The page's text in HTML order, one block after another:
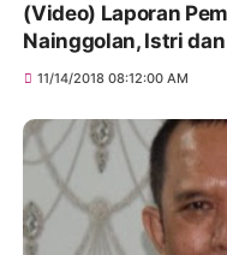
(Video) Laporan
Nainggolan, Istri
11/14/2018 08:12:00 AM